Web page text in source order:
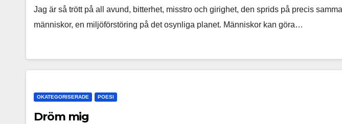
Jag är så trött på all avund, bitterhet, misstro och girighet, den sprids på precis
människor, en miljöförstöring på det osynliga planet. Människor kan göra…
OKATEGORISERADE POESI
Dröm mig